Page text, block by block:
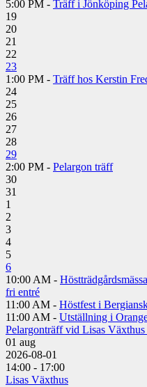
5:00 PM - Träff i Jönköping
19
20
21
22
23
1:00 PM - Träff hos Kerstin
24
25
26
27
28
29
2:00 PM - Pelargon träff
30
31
1
2
3
4
5
6
10:00 AM -
fri entré
11:00 AM - Höstfest i
11:00 AM - Utställning i
Pelargonträff vid Lisas
01 aug
2026-08-01
14:00 - 17:00
Lisas Växthus